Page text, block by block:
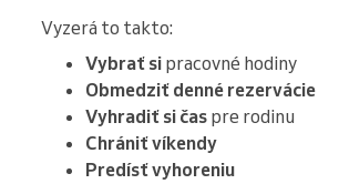
Vyzerá to takto:
Vybrať si pracovné hodiny
Obmedziť denné rezervácie
Vyhradiť si čas pre rodinu
Chrániť víkendy
Predísť vyhoreniu